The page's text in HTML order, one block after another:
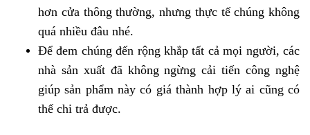
hơn cửa thông thường, nhưng thực tế chúng không
quá nhiều đâu nhé.
Để đem chúng đến rộng khắp tất cả mọi người, các
nhà sản xuất đã không ngừng cải tiến công nghệ
giúp sản phẩm này có giá thành hợp lý ai cũng có
thể chi trả được.